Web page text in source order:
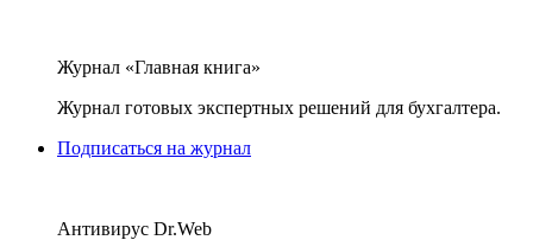
Журнал «Главная книга»
Журнал готовых экспертных решений для бухгалтера.
Подписаться на журнал
Антивирус Dr.Web